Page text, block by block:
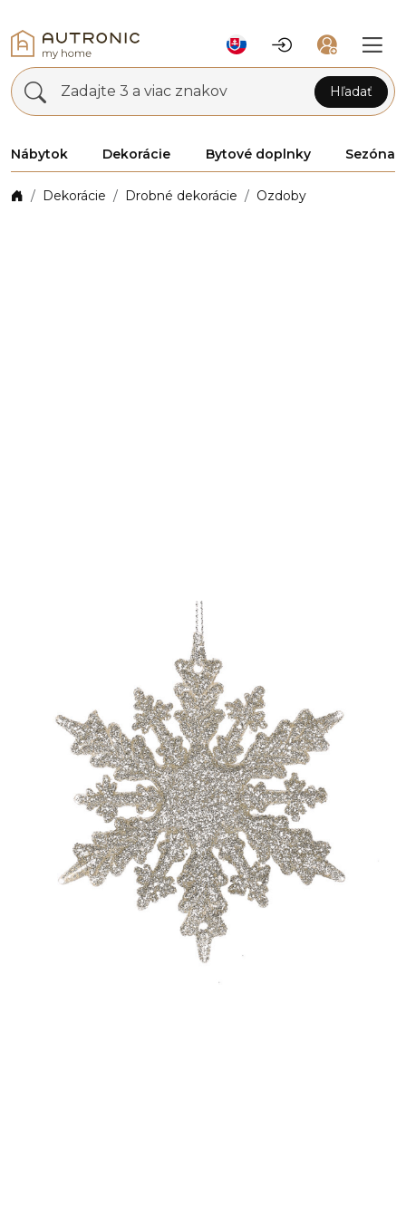
Zadajte 3 a viac znakov Hľadať
Nábytok Dekorácie Bytové doplnky Sezóna
Dekorácie Drobné dekorácie Ozdoby